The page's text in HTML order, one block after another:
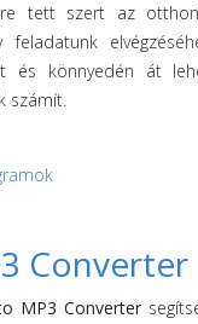
tett szert az
feladatunk
és könnyedén át
számít.
Converter
MP3 Converter